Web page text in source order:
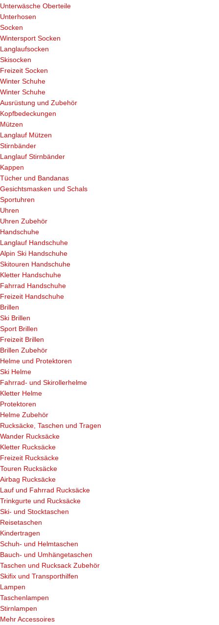
Unterwäsche Oberteile
Unterhosen
Socken
Wintersport Socken
Langlaufsocken
Skisocken
Freizeit Socken
Winter Schuhe
Winter Schuhe
Ausrüstung und Zubehör
Kopfbedeckungen
Mützen
Langlauf Mützen
Stirnbänder
Langlauf Stirnbänder
Kappen
Tücher und Bandanas
Gesichtsmasken und Schals
Sportuhren
Uhren
Uhren Zubehör
Handschuhe
Langlauf Handschuhe
Alpin Ski Handschuhe
Skitouren Handschuhe
Kletter Handschuhe
Fahrrad Handschuhe
Freizeit Handschuhe
Brillen
Ski Brillen
Sport Brillen
Freizeit Brillen
Brillen Zubehör
Helme und Protektoren
Ski Helme
Fahrrad- und Skirollerhelme
Kletter Helme
Protektoren
Helme Zubehör
Rucksäcke, Taschen und Tragen
Wander Rucksäcke
Kletter Rucksäcke
Freizeit Rucksäcke
Touren Rucksäcke
Airbag Rucksäcke
Lauf und Fahrrad Rucksäcke
Trinkgurte und Rucksäcke
Ski- und Stocktaschen
Reisetaschen
Kindertragen
Schuh- und Helmtaschen
Bauch- und Umhängetaschen
Taschen und Rucksack Zubehör
Skifix und Transporthilfen
Lampen
Taschenlampen
Stirnlampen
Mehr Accessoires